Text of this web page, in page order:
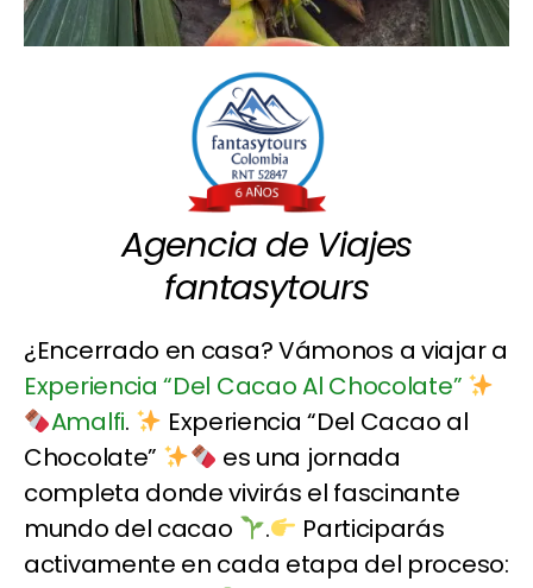
Agencia de Viajes
fantasytours
¿Encerrado en casa? Vámonos a viajar a
Experiencia “Del Cacao Al Chocolate”
Amalfi.
Experiencia “Del Cacao al
Chocolate”
es una jornada
completa donde vivirás el fascinante
mundo del cacao
.
Participarás
activamente en cada etapa del proceso: